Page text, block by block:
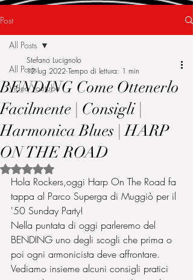
Post
All Posts
Video Youtube
All Posts
BENDING Come Ottenerlo
Facilmente | Consigli |
Harmonica Blues | HARP
ON THE ROAD
Stefano Lucignolo
12 lug 2022 Tempo di lettura: 1 min
Valutazione NaN stelle su 5.
Hola Rockers,oggi Harp On The Road fa
tappa al Parco Superga di Muggiò per il
'50 Sunday Party!
Nella puntata di oggi parleremo del
BENDING uno degli scogli che prima o
poi ogni armonicista deve affrontare.
Vediamo insieme alcuni consigli pratici